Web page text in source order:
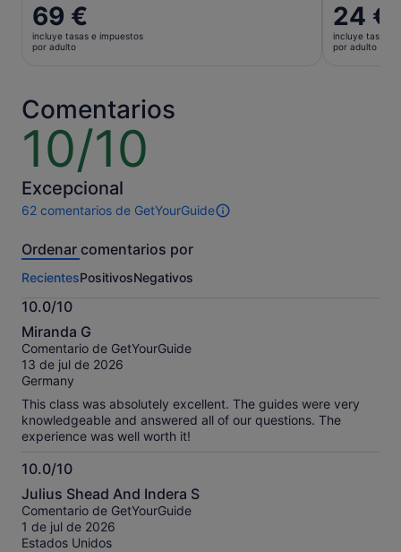
El
precio
es
por
adulto
69 €
incluye tasas e impuestos
por adulto
El
precio
es
24 €
incluye tasas e
por adulto
Comentarios
10/10
10
sobre
10
Excepcional
62 comentarios de GetYourGuide
62 comentarios
esta
Más
información
sobre
nuestros
comentarios
contrastados.
Ordenar comentarios por
RecientesPositivosNegativos
10.0/10
10.0
sobre
10
Miranda G
Comentario de GetYourGuide
13 de jul de 2026
Germany
This class was absolutely excellent. The guides were very
knowledgeable and answered all of our questions. The
experience was well worth it!
10.0/10
10.0
sobre
10
Julius Shead And Indera S
Comentario de GetYourGuide
1 de jul de 2026
Estados Unidos